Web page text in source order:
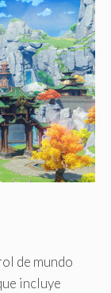
de mundo
incluye